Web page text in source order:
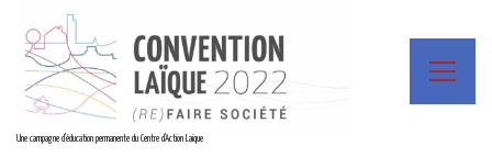
Une campagne d'éducation permanente du Centre d'Action Laïque